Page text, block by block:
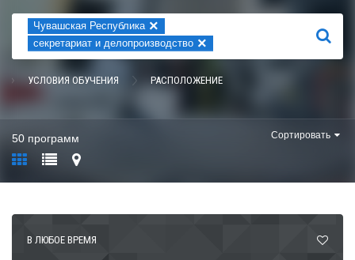
Чувашская Республика ×
секретариат и делопроизводство × НАЙТИ
УСЛОВИЯ ОБУЧЕНИЯ РАСПОЛОЖЕНИЕ
50 программ Сортировать
В ЛЮБОЕ ВРЕМЯ